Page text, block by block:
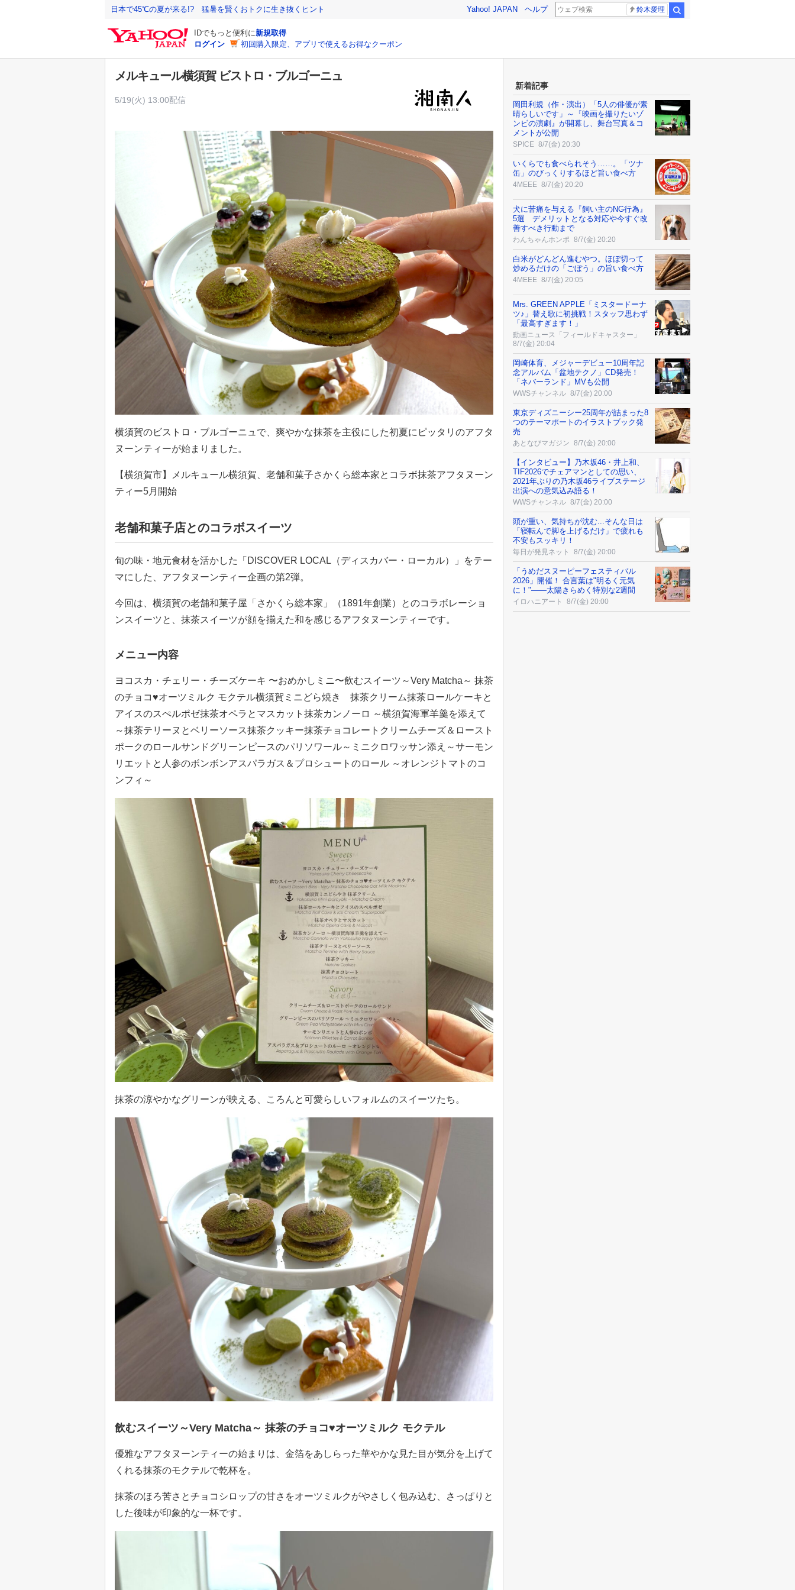
日本で45℃の夏が来る!? 猛暑を賢くおトクに生き抜くヒント Yahoo! JAPAN ヘルプ 鈴木愛理
IDでもっと便利に新規取得
ログイン
初回購入限定、アプリで使えるお得なクーポン
メルキュール横須賀 ビストロ・ブルゴーニュ
5/19(火) 13:00配信
横須賀のビストロ・ブルゴーニュで、爽やかな抹茶を主役にした初夏にピッタリのアフタ
ヌーンティーが始まりました。
【横須賀市】メルキュール横須賀、老舗和菓子さかくら総本家とコラボ抹茶アフタヌーン
ティー5月開始
老舗和菓子店とのコラボスイーツ
旬の味・地元食材を活かした「DISCOVER LOCAL（ディスカバー・ローカル）」をテー
マにした、アフタヌーンティー企画の第2弾。
今回は、横須賀の老舗和菓子屋「さかくら総本家」（1891年創業）とのコラボレーショ
ンスイーツと、抹茶スイーツが顔を揃えた和を感じるアフタヌーンティーです。
メニュー内容
ヨコスカ・チェリー・チーズケーキ 〜おめかしミニ〜飲むスイーツ～Very Matcha～ 抹茶
のチョコ♥オーツミルク モクテル横須賀ミニどら焼き 抹茶クリーム抹茶ロールケーキと
アイスのスぺルポゼ抹茶オペラとマスカット抹茶カンノーロ ～横須賀海軍羊羹を添えて
～抹茶テリーヌとベリーソース抹茶クッキー抹茶チョコレートクリームチーズ＆ロースト
ポークのロールサンドグリーンピースのパリソワール～ミニクロワッサン添え～サーモン
リエットと人参のボンボンアスパラガス＆プロシュートのロール ～オレンジトマトのコ
ンフィ～
抹茶の涼やかなグリーンが映える、ころんと可愛らしいフォルムのスイーツたち。
飲むスイーツ～Very Matcha～ 抹茶のチョコ♥オーツミルク モクテル
優雅なアフタヌーンティーの始まりは、金箔をあしらった華やかな見た目が気分を上げて
くれる抹茶のモクテルで乾杯を。
抹茶のほろ苦さとチョコシロップの甘さをオーツミルクがやさしく包み込む、さっぱりと
した後味が印象的な一杯です。
新着記事
岡田利規（作・演出）「5人の俳優が素
晴らしいです」～『映画を撮りたいゾ
ンビの演劇』が開幕し、舞台写真＆コ
メントが公開
SPICE 8/7(金) 20:30
いくらでも食べられそう……。「ツナ
缶」のびっくりするほど旨い食べ方
4MEEE 8/7(金) 20:20
犬に苦痛を与える『飼い主のNG行為』
5選 デメリットとなる対応や今すぐ改
善すべき行動まで
わんちゃんホンポ 8/7(金) 20:20
白米がどんどん進むやつ。ほぼ切って
炒めるだけの「ごぼう」の旨い食べ方
4MEEE 8/7(金) 20:05
Mrs. GREEN APPLE「ミスタードーナ
ツ♪」替え歌に初挑戦！スタッフ思わず
「最高すぎます！」
動画ニュース「フィールドキャスター」
8/7(金) 20:04
岡崎体育、メジャーデビュー10周年記
念アルバム「盆地テクノ」CD発売！
「ネバーランド」MVも公開
WWSチャンネル 8/7(金) 20:00
東京ディズニーシー25周年が詰まった8
つのテーマポートのイラストブック発
売
あとなびマガジン 8/7(金) 20:00
【インタビュー】乃木坂46・井上和、
TIF2026でチェアマンとしての思い、
2021年ぶりの乃木坂46ライブステージ
出演への意気込み語る！
WWSチャンネル 8/7(金) 20:00
頭が重い、気持ちが沈む...そんな日は
「寝転んで脚を上げるだけ」で疲れも
不安もスッキリ！
毎日が発見ネット 8/7(金) 20:00
「うめだスヌーピーフェスティバル
2026」開催！ 合言葉は"明るく元気
に！"――太陽きらめく特別な2週間
イロハニアート 8/7(金) 20:00